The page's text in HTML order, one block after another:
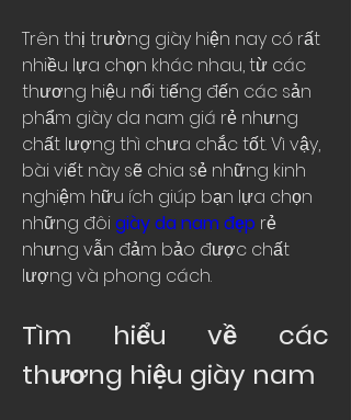
Trên thị trường giày hiện nay có rất
nhiều lựa chọn khác nhau, từ các
thương hiệu nổi tiếng đến các sản
phẩm giày da nam giá rẻ nhưng
chất lượng thì chưa chắc tốt. Vì vậy,
bài viết này sẽ chia sẻ những kinh
nghiệm hữu ích giúp bạn lựa chọn
những đôi giày da nam đẹp rẻ
nhưng vẫn đảm bảo được chất
lượng và phong cách.
Tìm hiểu về các
thương hiệu giày nam